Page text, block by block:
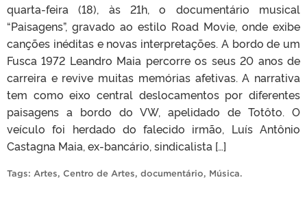
quarta-feira (18), às 21h, o documentário musical
“Paisagens”, gravado ao estilo Road Movie, onde exibe
canções inéditas e novas interpretações. A bordo de um
Fusca 1972 Leandro Maia percorre os seus 20 anos de
carreira e revive muitas memórias afetivas. A narrativa
tem como eixo central deslocamentos por diferentes
paisagens a bordo do VW, apelidado de Totôto. O
veículo foi herdado do falecido irmão, Luís Antônio
Castagna Maia, ex-bancário, sindicalista […]
Tags: Artes, Centro de Artes, documentário, Música.